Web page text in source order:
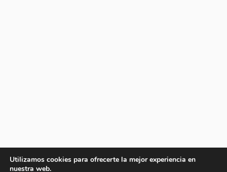
Utilizamos cookies para ofrecerte la mejor experiencia en
nuestra web.